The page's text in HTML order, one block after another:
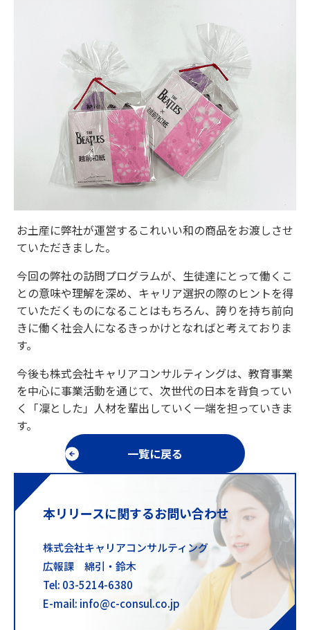
お土産に弊社が運営するこれいい和の商品をお渡しさせ
ていただきました。
今回の弊社の訪問プログラムが、生徒達にとって働くこ
との意味や理解を深め、キャリア選択の際のヒントを得
ていただくものになることはもちろん、誇りを持ち前向
きに働く社会人になるきっかけとなればと考えておりま
す。
今後も株式会社キャリアコンサルティングは、教育事業
を中心に事業活動を通じて、次世代の日本を背負ってい
く「凜とした」人材を輩出していく一端を担っていきま
す。
一覧に戻る
本リリースに関するお問い合わせ
株式会社キャリアコンサルティング
広報課 綿引・鈴木
Tel: 03-5214-6380
E-mail: info@c-consul.co.jp